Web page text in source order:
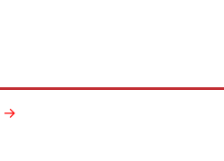
→